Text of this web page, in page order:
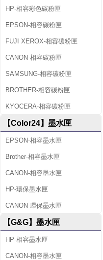
HP-相容彩色碳粉匣
EPSON-相容碳粉匣
FUJI XEROX-相容碳粉匣
CANON-相容碳粉匣
SAMSUNG-相容碳粉匣
BROTHER-相容碳粉匣
KYOCERA-相容碳粉匣
【Color24】墨水匣
EPSON-相容墨水匣
Brother-相容墨水匣
CANON-相容墨水匣
HP-環保墨水匣
CANON-環保墨水匣
【G&G】墨水匣
HP-相容墨水匣
CANON-相容墨水匣